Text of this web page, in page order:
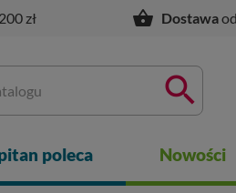
zł shopping_basket Dostawa

poleca Nowości